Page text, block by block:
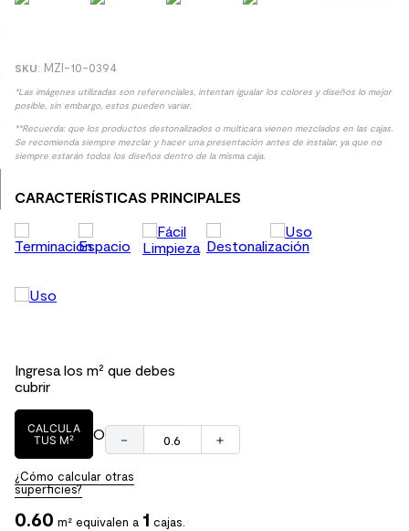
: MZI-10-0394
*Las imágenes utilizadas son referenciales, intentan igualar los colores y diseños lo mejor
posible, sin embargo, estos pueden variar.
**Recuerda: que los productos destonalizados o multicara vienen mezclados en las cajas.
Se recomienda siempre mezclar y hacer una presentación antes de instalar, ya que no
siempre estarán todos los diseños dentro de la misma caja.
CARACTERÍSTICAS PRINCIPALES
Ingresa los m² que debes
cubrir
CALCULA
TUS M²
O ＋
－
¿Cómo calcular otras
superficies?
0.60 m² equivalen a 1 cajas.